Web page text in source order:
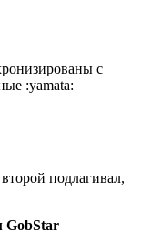
с
:yamata:
подлагивал,
GobStar